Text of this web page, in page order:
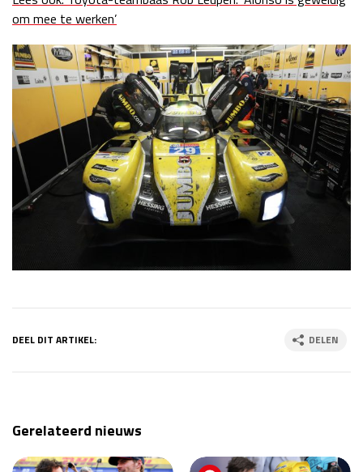
om mee te werken’
DEEL DIT ARTIKEL: DELEN
Gerelateerd nieuws